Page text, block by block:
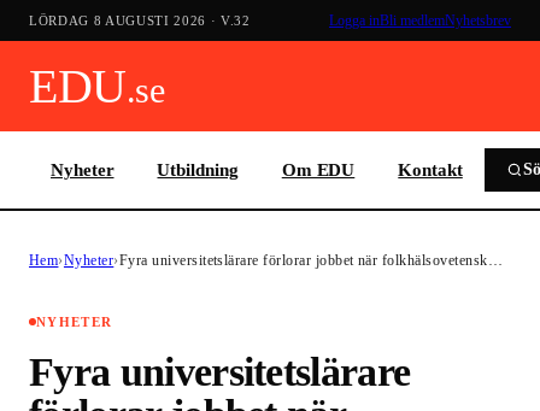
LÖRDAG 8 AUGUSTI 2026 · V.32 Logga inBli medlemNyhetsbrev
EDU.se
Nyheter Utbildning Om EDU Kontakt
Hem›Nyheter›Fyra universitetslärare förlorar jobbet när folkhälsovetensk…
NYHETER
Fyra universitetslärare